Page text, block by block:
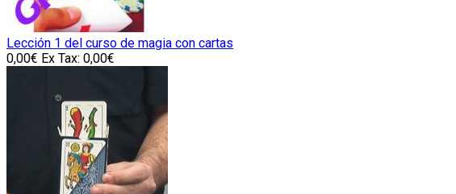
Lección 1 del curso de magia con cartas
0,00€ Ex Tax: 0,00€